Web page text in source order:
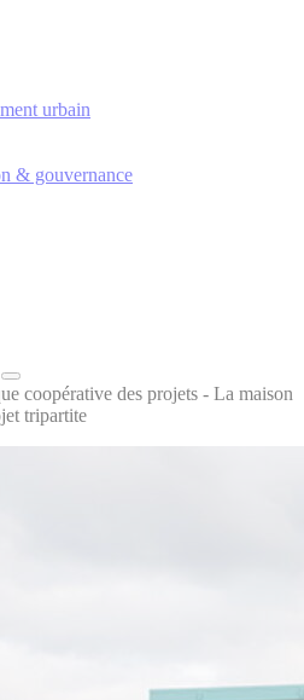
urbain
& gouvernance
coopérative des projets - La maison
tripartite